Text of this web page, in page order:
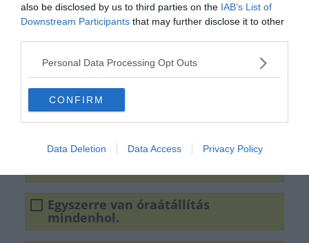
also be disclosed by us to third parties on the IAB’s List of
Downstream Participants that may further disclose it to other
Personal Data Processing Opt Outs
CONFIRM
Data Deletion Data Access Privacy Policy
Készen állsz?
Melyik országban
kezdődik korábban a
nyári időszámítás?
Egyszerre van óraátállítás
mindenhol.